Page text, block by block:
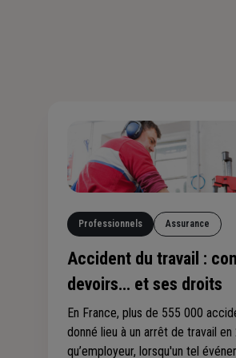
Professionnels Assurance
Accident du travail :
devoirs… et ses droits
En France, plus de 555 000
donné lieu à un arrêt de travail en
qu’employeur, lorsqu'un tel